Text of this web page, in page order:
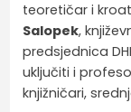
teoretičar i
Salopek,
predsjednica
uključiti i
knjižničari,